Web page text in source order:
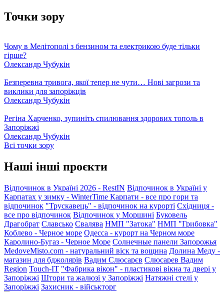
Точки зору
Чому в Мелітополі з бензином та електрикою буде тільки
гірше?
Олександр Чубукін
Безперевна тривога, якої тепер не чути… Нові загрози та
виклики для запоріжців
Олександр Чубукін
Регіна Харченко, зупиніть спилювання здорових тополь в
Запоріжжі
Олександр Чубукін
Всі точки зору
Наші інші проєкти
Відпочинок в Україні 2026 - RestIN Відпочинок в Україні у
Карпатах у зимку - WinterTime Карпати - все про гори та
відпочинок "Трускавець" - відпочинок на курорті Східниця -
все про відпочинок Відпочинок у Моршині Буковель
Драгобрат Славсько Свалява НМП "Затока" НМП "Грибовка"
Коблево - Черное море Одесса - курорт на Черном море
Каролино-Бугаз - Черное Море Солнечные панели Запорожья
MedoveMisto.com - натуральний віск та вощина Долина Меду -
магазин для бджолярів Вадим Слюсарєв Слюсарев Вадим
Region Touch-IT "Фабрика вікон" - пластикові вікна та двері у
Запоріжжі Штори та жалюзі у Запоріжжі Натяжні стелі у
Запоріжжі Захисник - військторг